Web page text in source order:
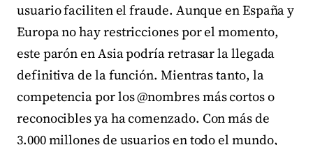
usuario faciliten el fraude. Aunque en España y
Europa no hay restricciones por el momento,
este parón en Asia podría retrasar la llegada
definitiva de la función. Mientras tanto, la
competencia por los @nombres más cortos o
reconocibles ya ha comenzado. Con más de
3.000 millones de usuarios en todo el mundo,